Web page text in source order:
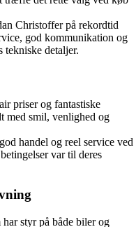
Christoffer på rekordtid
god kommunikation og
tekniske detaljer.
priser og fantastiske
med smil, venlighed og
handel og reel service ved
var til deres
styr på både biler og